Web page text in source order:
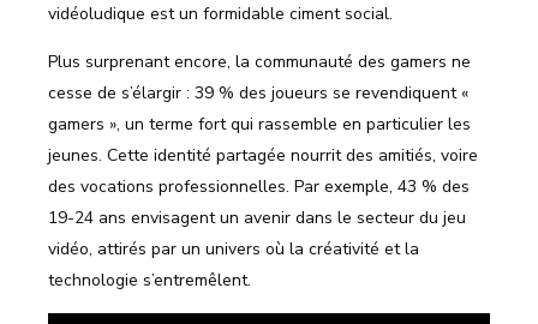
vidéoludique est un formidable ciment social.
Plus surprenant encore, la communauté des gamers ne
cesse de s’élargir : 39 % des joueurs se revendiquent «
gamers », un terme fort qui rassemble en particulier les
jeunes. Cette identité partagée nourrit des amitiés, voire
des vocations professionnelles. Par exemple, 43 % des
19-24 ans envisagent un avenir dans le secteur du jeu
vidéo, attirés par un univers où la créativité et la
technologie s’entremêlent.